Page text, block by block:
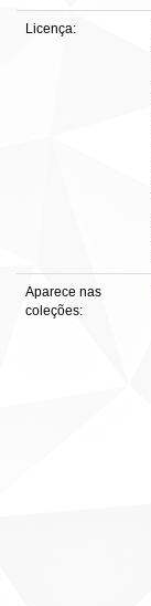
Licença:
Aparece nas
coleções: